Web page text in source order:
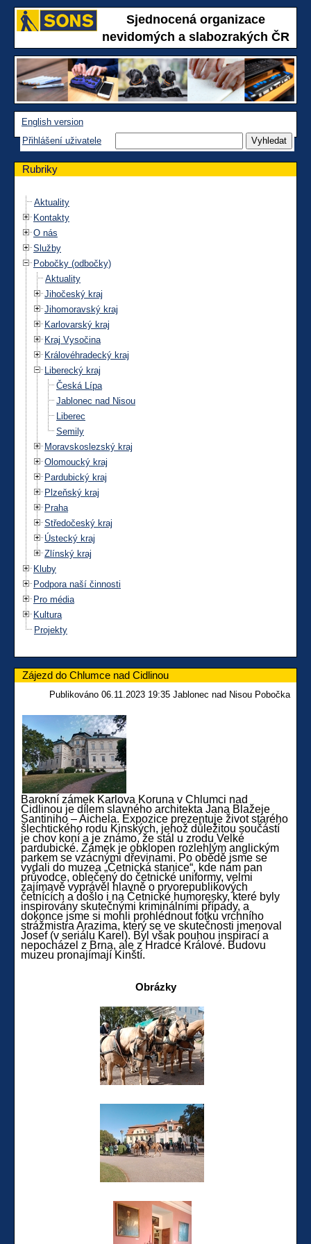
Sjednocená organizace
nevidomých a slabozrakých ČR
English version
Přihlášení uživatele
Rubriky
Aktuality
Kontakty
O nás
Služby
Pobočky (odbočky)
Aktuality
Jihočeský kraj
Jihomoravský kraj
Karlovarský kraj
Kraj Vysočina
Královéhradecký kraj
Liberecký kraj
Česká Lípa
Jablonec nad Nisou
Liberec
Semily
Moravskoslezský kraj
Olomoucký kraj
Pardubický kraj
Plzeňský kraj
Praha
Středočeský kraj
Ústecký kraj
Zlínský kraj
Kluby
Podpora naší činnosti
Pro média
Kultura
Projekty
Zájezd do Chlumce nad Cidlinou
Publikováno 06.11.2023 19:35 Jablonec nad Nisou Pobočka
Barokní zámek Karlova Koruna v Chlumci nad
Cidlinou je dílem slavného architekta Jana Blažeje
Santiniho – Aichela. Expozice prezentuje život starého
šlechtického rodu Kinských, jehož důležitou součástí
je chov koní a je známo, že stál u zrodu Velké
pardubické. Zámek je obklopen rozlehlým anglickým
parkem se vzácnými dřevinami. Po obědě jsme se
vydali do muzea „Četnická stanice“, kde nám pan
průvodce, oblečený do četnické uniformy, velmi
zajímavě vyprávěl hlavně o prvorepublikových
četnících a došlo i na Četnické humoresky, které byly
inspirovány skutečnými kriminálními případy, a
dokonce jsme si mohli prohlédnout fotku vrchního
strážmistra Arazima, který se ve skutečnosti jmenoval
Josef (v seriálu Karel). Byl však pouhou inspirací a
nepocházel z Brna, ale z Hradce Králové. Budovu
muzeu pronajímají Kinští.
Obrázky